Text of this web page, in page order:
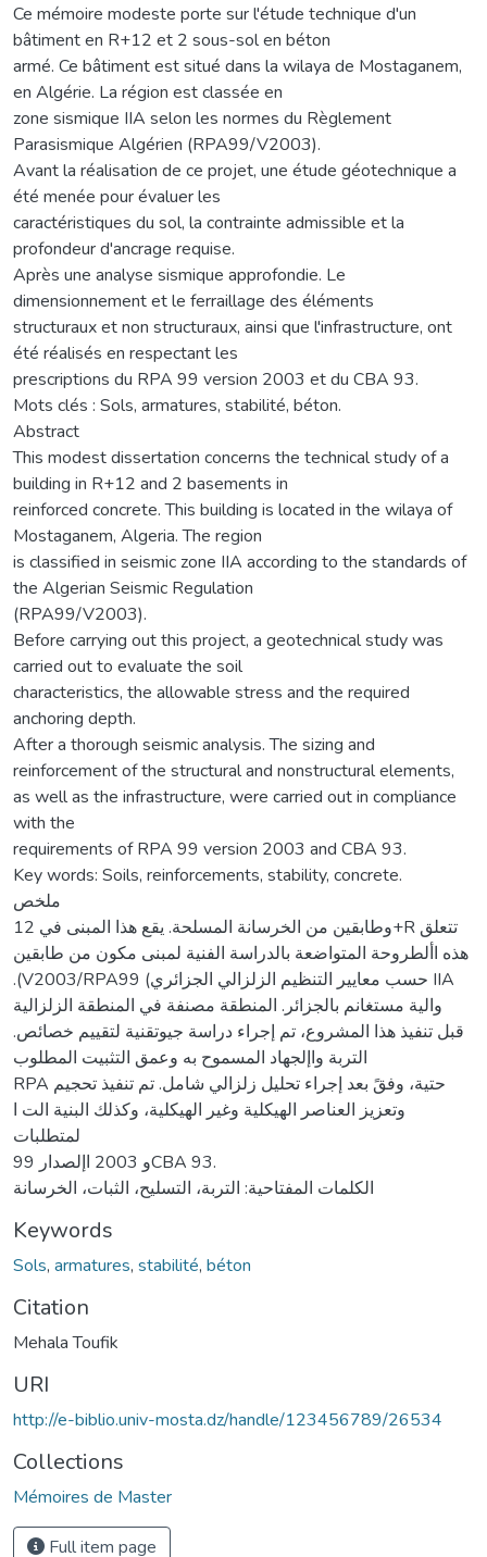
Ce mémoire modeste porte sur l'étude technique d'un
bâtiment en R+12 et 2 sous-sol en béton
armé. Ce bâtiment est situé dans la wilaya de Mostaganem,
en Algérie. La région est classée en
zone sismique IIA selon les normes du Règlement
Parasismique Algérien (RPA99/V2003).
Avant la réalisation de ce projet, une étude géotechnique a
été menée pour évaluer les
caractéristiques du sol, la contrainte admissible et la
profondeur d'ancrage requise.
Après une analyse sismique approfondie. Le
dimensionnement et le ferraillage des éléments
structuraux et non structuraux, ainsi que l'infrastructure, ont
été réalisés en respectant les
prescriptions du RPA 99 version 2003 et du CBA 93.
Mots clés : Sols, armatures, stabilité, béton.
Abstract
This modest dissertation concerns the technical study of a
building in R+12 and 2 basements in
reinforced concrete. This building is located in the wilaya of
Mostaganem, Algeria. The region
is classified in seismic zone IIA according to the standards of
the Algerian Seismic Regulation
(RPA99/V2003).
Before carrying out this project, a geotechnical study was
carried out to evaluate the soil
characteristics, the allowable stress and the required
anchoring depth.
After a thorough seismic analysis. The sizing and
reinforcement of the structural and nonstructural elements,
as well as the infrastructure, were carried out in compliance
with the
requirements of RPA 99 version 2003 and CBA 93.
Key words: Soils, reinforcements, stability, concrete.
ملخص
وطابقين من الخرسانة المسلحة. يقع هذا المبنى في 12+R تتعلق
هذه األطروحة المتواضعة بالدراسة الفنية لمبنى مكون من طابقين
.(V2003/RPA99 (حسب معايير التنظيم الزلزالي الجزائري IIA
والية مستغانم بالجزائر. المنطقة مصنفة في المنطقة الزلزالية
.قبل تنفيذ هذا المشروع، تم إجراء دراسة جيوتقنية لتقييم خصائص
التربة واإلجهاد المسموح به وعمق التثبيت المطلوب
RPA حتية، وفقً بعد إجراء تحليل زلزالي شامل. تم تنفيذ تحجيم
وتعزيز العناصر الهيكلية وغير الهيكلية، وكذلك البنية الت ا
لمتطلبات
99 و 2003 اإلصدارCBA 93.
الكلمات المفتاحية: التربة، التسليح، الثبات، الخرسانة
Keywords
Sols, armatures, stabilité, béton
Citation
Mehala Toufik
URI
http://e-biblio.univ-mosta.dz/handle/123456789/26534
Collections
Mémoires de Master
Full item page